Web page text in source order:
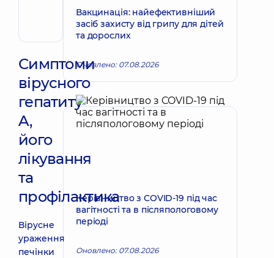
Терапевт;
Кардіолог;
Ревматолог
Симптоми
вірусного
гепатиту
A,
його
лікування
та
профілактика
Вірусне
ураження
печінки
Вакцинація: найефективніший
засіб захисту від грипу для дітей
та дорослих
Оновлено: 07.08.2026
Керівництво з COVID-19 під час
вагітності та в післяпологовому
періоді
Оновлено: 07.08.2026